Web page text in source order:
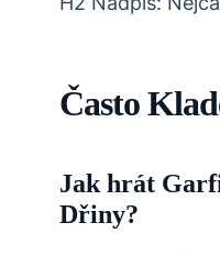
Často
Jak hrát
Dřiny?